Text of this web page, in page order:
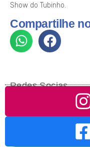
Show do Tubinho.
Compartilhe
Redes Socias